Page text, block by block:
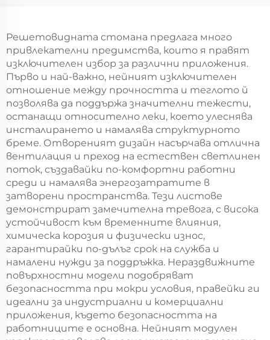
Решетовидната стомана предлага много
привлекателни предимства, които я правят
изключителен избор за различни приложения.
Първо и най-важно, нейният изключителен
отношение между прочността и теглото й
позволява да поддържа значителни тежести,
останащи относително леки, което улеснява
инсталирането и намалява структурното
бреме. Отвореният дизайн насърчава отлична
вентилация и преход на естествен светлинен
поток, създавайки по-комфортни работни
среди и намалява энергозатратите в
затворени пространства. Тези листове
демонстрират замечителна тревога, с висока
устойчивост към временните влияния,
химическа корозия и физически износ,
гарантирайки по-дълъг срок на служба и
намалени нужди за поддръжка. Нераздвижните
повърхностни модели подобряват
безопасността при мокри условия, правейки ги
идеални за индустриални и комерциални
приложения, където безопасността на
работниците е основна. Нейният модулен